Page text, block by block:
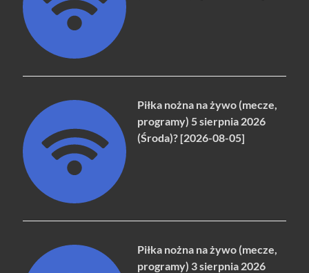
Piłka nożna na żywo (mecze,
programy) 5 sierpnia 2026
(Środa)? [2026-08-05]
Piłka nożna na żywo (mecze,
programy) 3 sierpnia 2026